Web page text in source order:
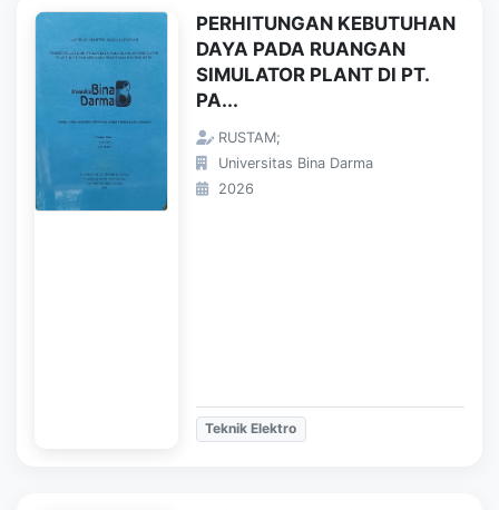
PERHITUNGAN KEBUTUHAN
DAYA PADA RUANGAN
SIMULATOR PLANT DI PT.
PA...
RUSTAM;
Universitas Bina Darma
2026
Teknik Elektro